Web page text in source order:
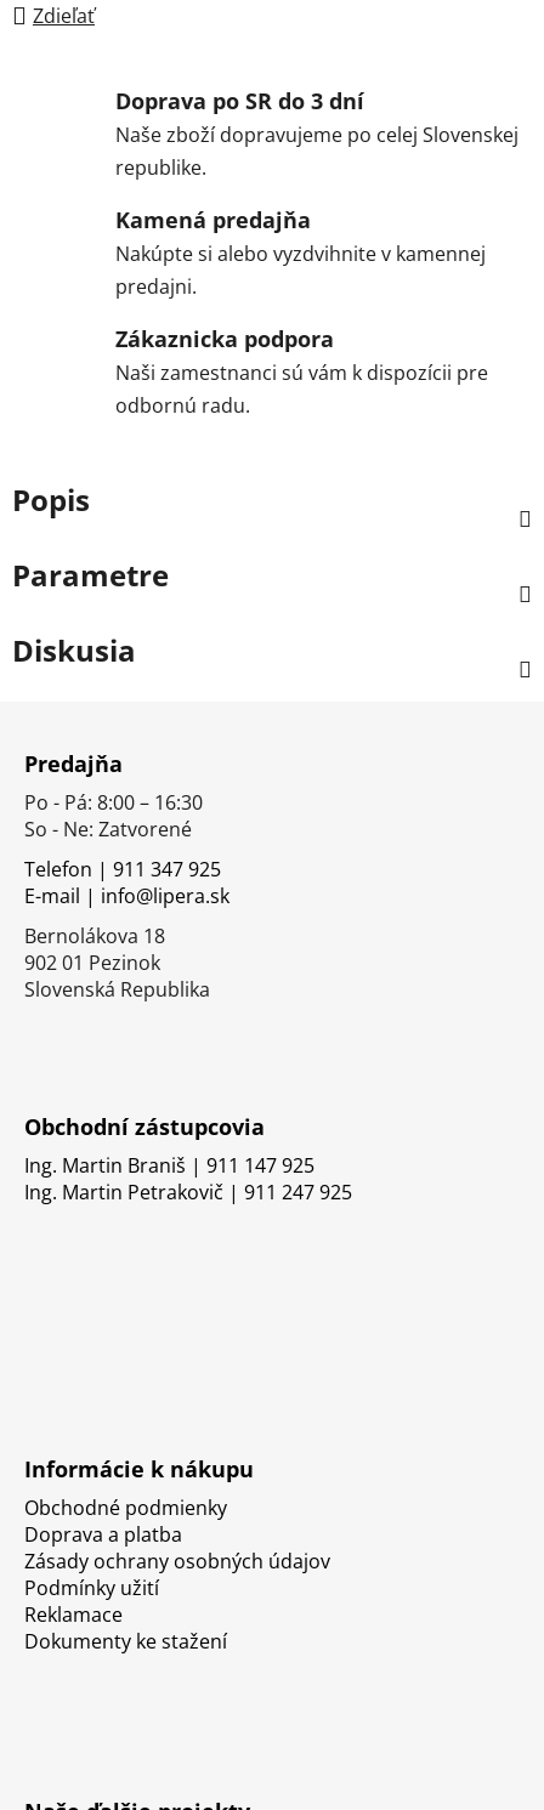
Zdieľať
Doprava po SR do 3 dní
Naše zboží dopravujeme po celej Slovenskej
republike.
Kamená predajňa
Nakúpte si alebo vyzdvihnite v kamennej
predajni.
Zákaznicka podpora
Naši zamestnanci sú vám k dispozícii pre
odbornú radu.
Popis
Parametre
Diskusia
Predajňa
Po - Pá: 8:00 – 16:30
So - Ne: Zatvorené
Telefon | 911 347 925
E-mail | info@lipera.sk
Bernolákova 18
902 01 Pezinok
Slovenská Republika
Obchodní zástupcovia
Ing. Martin Braniš | 911 147 925
Ing. Martin Petrakovič | 911 247 925
Informácie k nákupu
Obchodné podmienky
Doprava a platba
Zásady ochrany osobných údajov
Podmínky užití
Reklamace
Dokumenty ke stažení